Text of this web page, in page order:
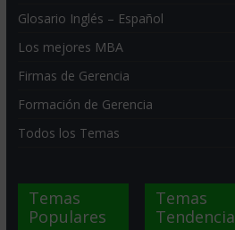
Glosario Inglés – Español
Los mejores MBA
Firmas de Gerencia
Formación de Gerencia
Todos los Temas
Temas
Populares
Temas
Tendencia